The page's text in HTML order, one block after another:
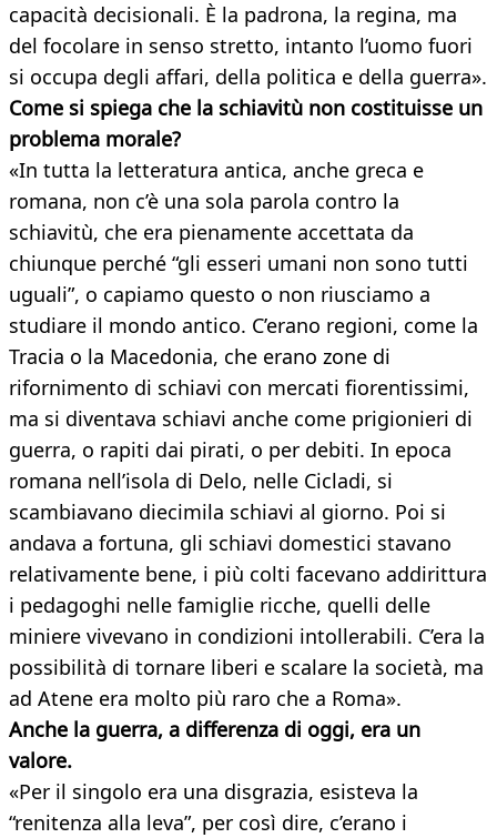
capacità decisionali. È la padrona, la regina, ma
del focolare in senso stretto, intanto l’uomo fuori
si occupa degli affari, della politica e della guerra».
Come si spiega che la schiavitù non costituisse un
problema morale?
«In tutta la letteratura antica, anche greca e
romana, non c’è una sola parola contro la
schiavitù, che era pienamente accettata da
chiunque perché “gli esseri umani non sono tutti
uguali”, o capiamo questo o non riusciamo a
studiare il mondo antico. C’erano regioni, come la
Tracia o la Macedonia, che erano zone di
rifornimento di schiavi con mercati fiorentissimi,
ma si diventava schiavi anche come prigionieri di
guerra, o rapiti dai pirati, o per debiti. In epoca
romana nell’isola di Delo, nelle Cicladi, si
scambiavano diecimila schiavi al giorno. Poi si
andava a fortuna, gli schiavi domestici stavano
relativamente bene, i più colti facevano addirittura
i pedagoghi nelle famiglie ricche, quelli delle
miniere vivevano in condizioni intollerabili. C’era la
possibilità di tornare liberi e scalare la società, ma
ad Atene era molto più raro che a Roma».
Anche la guerra, a differenza di oggi, era un
valore.
«Per il singolo era una disgrazia, esisteva la
“renitenza alla leva”, per così dire, c’erano i